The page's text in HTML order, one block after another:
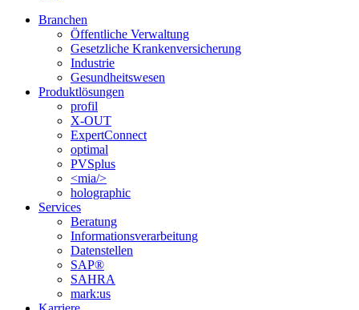
Branchen
Öffentliche Verwaltung
Gesetzliche Krankenversicherung
Industrie
Gesundheitswesen
Produktlösungen
profil
X-OUT
ExpertConnect
optimal
PVSplus
<mia/>
holographic
Services
Beratung
Informations­verarbeitung
Datenstellen
SAP®
SAHRA
mark:us